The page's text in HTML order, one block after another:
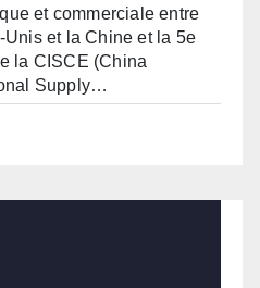
et commerciale entre
Unis et la Chine et la 5e
la CISCE (China
Supply…